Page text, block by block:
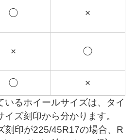
◯ ×
× ◯
◯
×
るホイールサイズは、タイ
ズ刻印から分かります。
ズ刻印が225/45R17の場合、R